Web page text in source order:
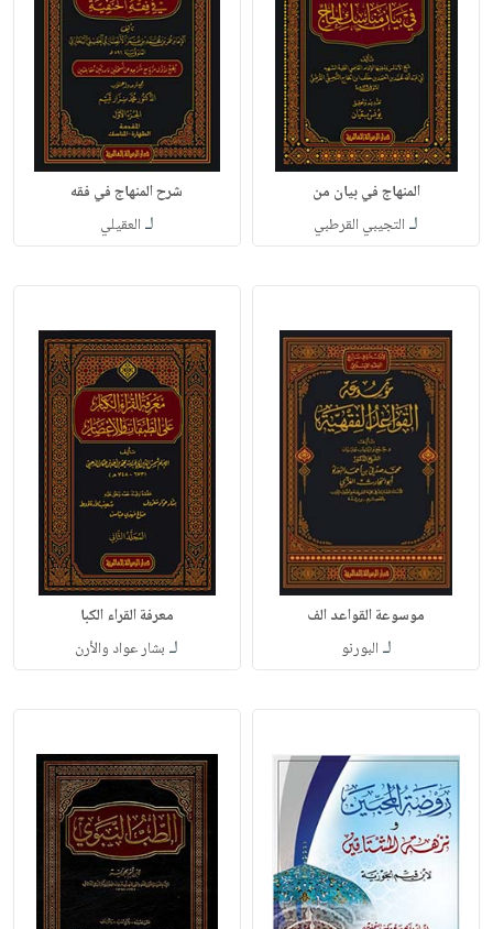
المنهاج في بيان من
لـ التجيبي القرطبي
شرح المنهاج في فقه
لـ العقيلي
موسوعة القواعد الف
لـ البورنو
معرفة القراء الكبا
لـ بشار عواد والأرن